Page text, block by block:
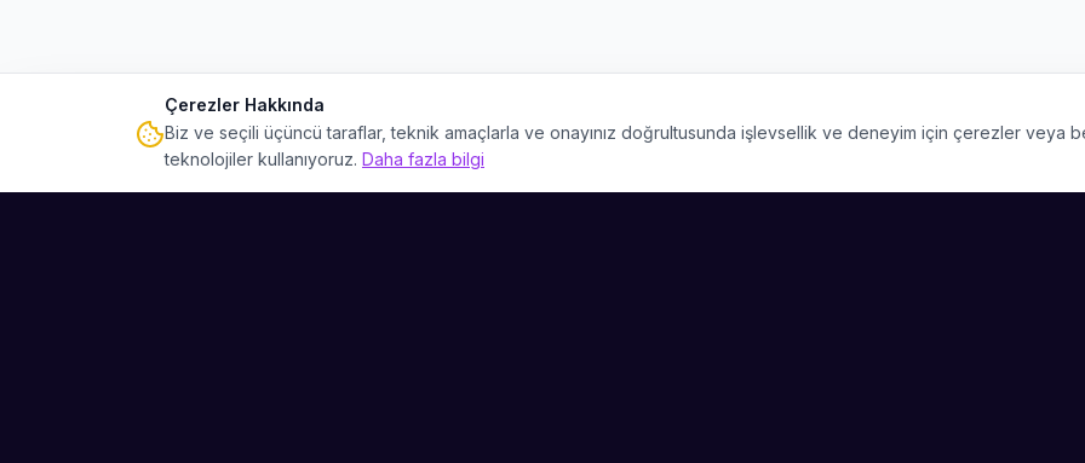
Çerezler Hakkında
Biz ve seçili üçüncü taraflar, teknik amaçlarla ve onayınız doğrultusunda işlevsellik ve deneyim için çerezler veya
teknolojiler kullanıyoruz. Daha fazla bilgi